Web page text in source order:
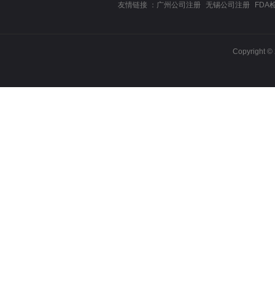
友情链接 ： 广州公司注册 无锡公司注册 FDA
Copyright ©